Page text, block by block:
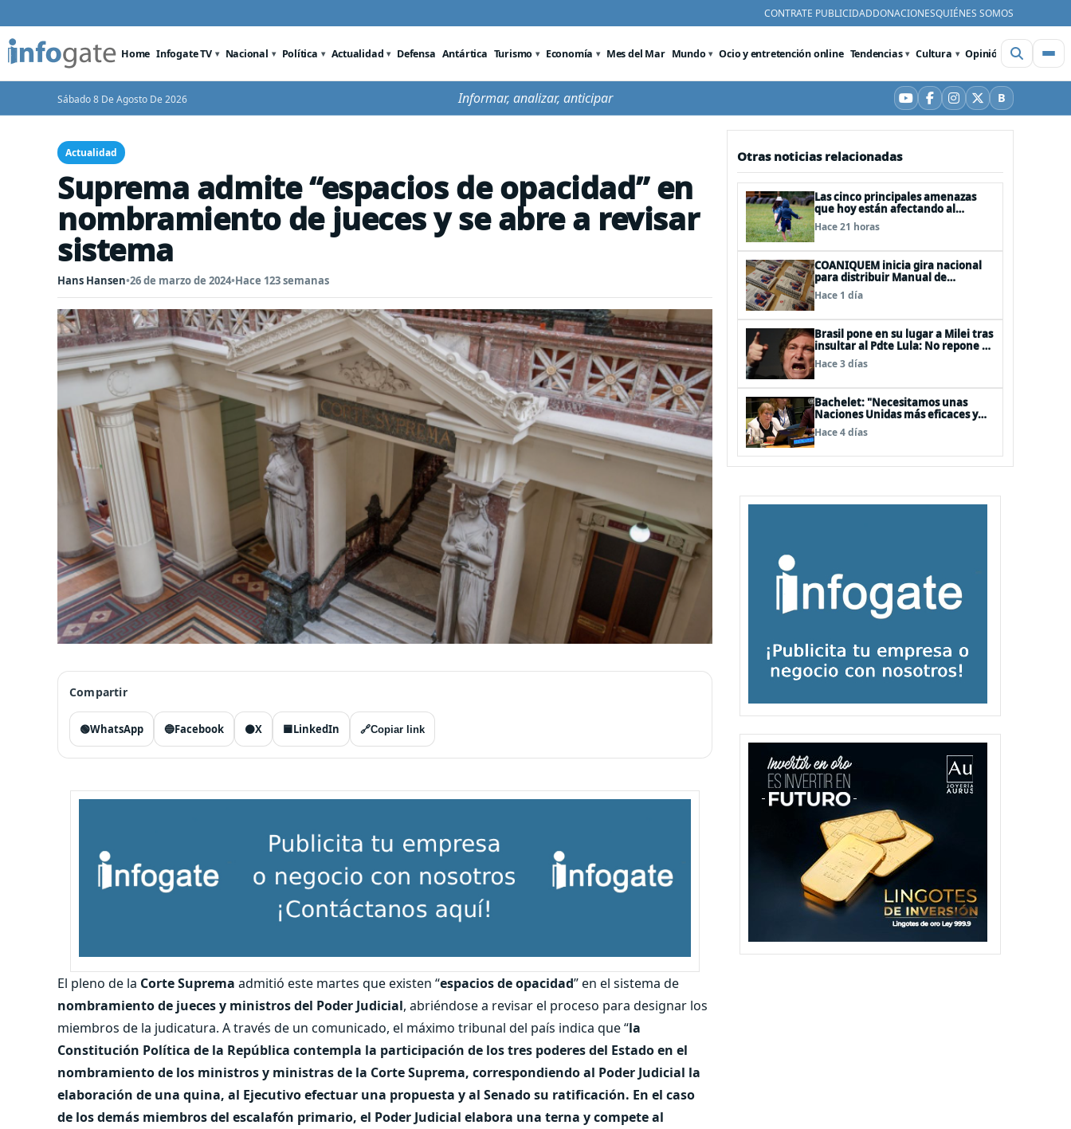
CONTRATE PUBLICIDADDONACIONESQUIÉNES SOMOS
Home Infogate TV Nacional Política Actualidad Defensa Antártica Turismo Economía Mes del Mar Mundo Ocio y entretención online Tendencias Cultura Opinión Videos
Sábado 8 De Agosto De 2026 Informar, analizar, anticipar YouTube
Facebook
Instagram
X BBluesky
Actualidad
Suprema admite “espacios de opacidad” en
nombramiento de jueces y se abre a revisar
sistema
Hans Hansen•26 de marzo de 2024•Hace 123 semanas
Compartir
🟢WhatsApp 🔵Facebook ⚫X 🟦LinkedIn 🔗Copiar link
El pleno de la Corte Suprema admitió este martes que existen “espacios de opacidad” en el sistema de
nombramiento de jueces y ministros del Poder Judicial, abriéndose a revisar el proceso para designar los
miembros de la judicatura. A través de un comunicado, el máximo tribunal del país indica que “la
Constitución Política de la República contempla la participación de los tres poderes del Estado en el
nombramiento de los ministros y ministras de la Corte Suprema, correspondiendo al Poder Judicial la
elaboración de una quina, al Ejecutivo efectuar una propuesta y al Senado su ratificación. En el caso
de los demás miembros del escalafón primario, el Poder Judicial elabora una terna y compete al
Otras noticias relacionadas
Las cinco principales amenazas
que hoy están afectando al
desarrollo de los niños en Chile
Hace 21 horas
COANIQUEM inicia gira nacional
para distribuir Manual de
Quemaduras a profesionales de la
salud
Hace 1 día
Brasil pone en su lugar a Milei tras
insultar al Pdte Lula: No repone al
embajador en BBSS y rebaja la
relación bilateral
Hace 3 días
Bachelet: "Necesitamos unas
Naciones Unidas más eficaces y
cercanas a las personas"
Hace 4 días